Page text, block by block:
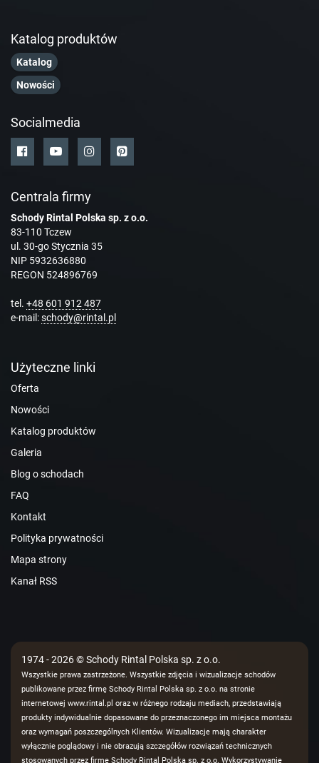
Katalog produktów
Katalog
Nowości
Socialmedia
Centrala firmy
Schody Rintal Polska sp. z o.o.
83-110 Tczew
ul. 30-go Stycznia 35
NIP 5932636880
REGON 524896769
tel. +48 601 912 487
e-mail:schody@rintal.pl
Użyteczne linki
Oferta
Nowości
Katalog produktów
Galeria
Blog o schodach
FAQ
Kontakt
Polityka prywatności
Mapa strony
Kanał RSS
1974 - 2026 © Schody Rintal Polska sp. z o.o.
Wszystkie prawa zastrzeżone. Wszystkie zdjęcia i wizualizacje schodów
publikowane przez firmę Schody Rintal Polska sp. z o.o. na stronie
internetowej www.rintal.pl oraz w różnego rodzaju mediach, przedstawiają
produkty indywidualnie dopasowane do przeznaczonego im miejsca montażu
oraz wymagań poszczególnych Klientów. Wizualizacje mają charakter
wyłącznie poglądowy i nie obrazują szczegółów rozwiązań technicznych
stosowanych przez firmę Schody Rintal Polska sp. z o.o. Wykorzystywanie